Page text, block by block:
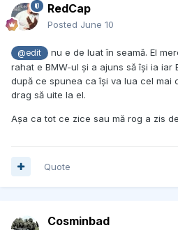
RedCap
Posted June 10
@edit
nu e de luat în seamă. El
rahat e BMW-ul și a ajuns să își ia iar
după ce spunea ca își va lua cel mai
drag să uite la el.
Așa ca tot ce zice sau mă rog a zis
Quote
Cosminbad